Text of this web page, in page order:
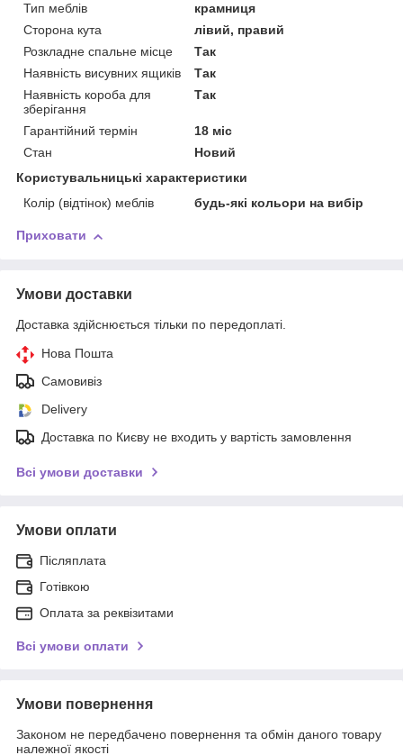
Тип меблів
крамниця
Сторона кута
лівий, правий
Розкладне спальне місце
Так
Наявність висувних ящиків
Так
Наявність короба для
зберігання
Так
Гарантійний термін
18 міс
Стан
Новий
Користувальницькі характеристики
Колір (відтінок) меблів
будь-які кольори на вибір
Приховати
Умови доставки
Доставка здійснюється тільки по передоплаті.
Нова Пошта
Самовивіз
Delivery
Доставка по Києву не входить у вартість замовлення
Всі умови доставки
Умови оплати
Післяплата
Готівкою
Оплата за реквізитами
Всі умови оплати
Умови повернення
Законом не передбачено повернення та обмін даного товару
належної якості